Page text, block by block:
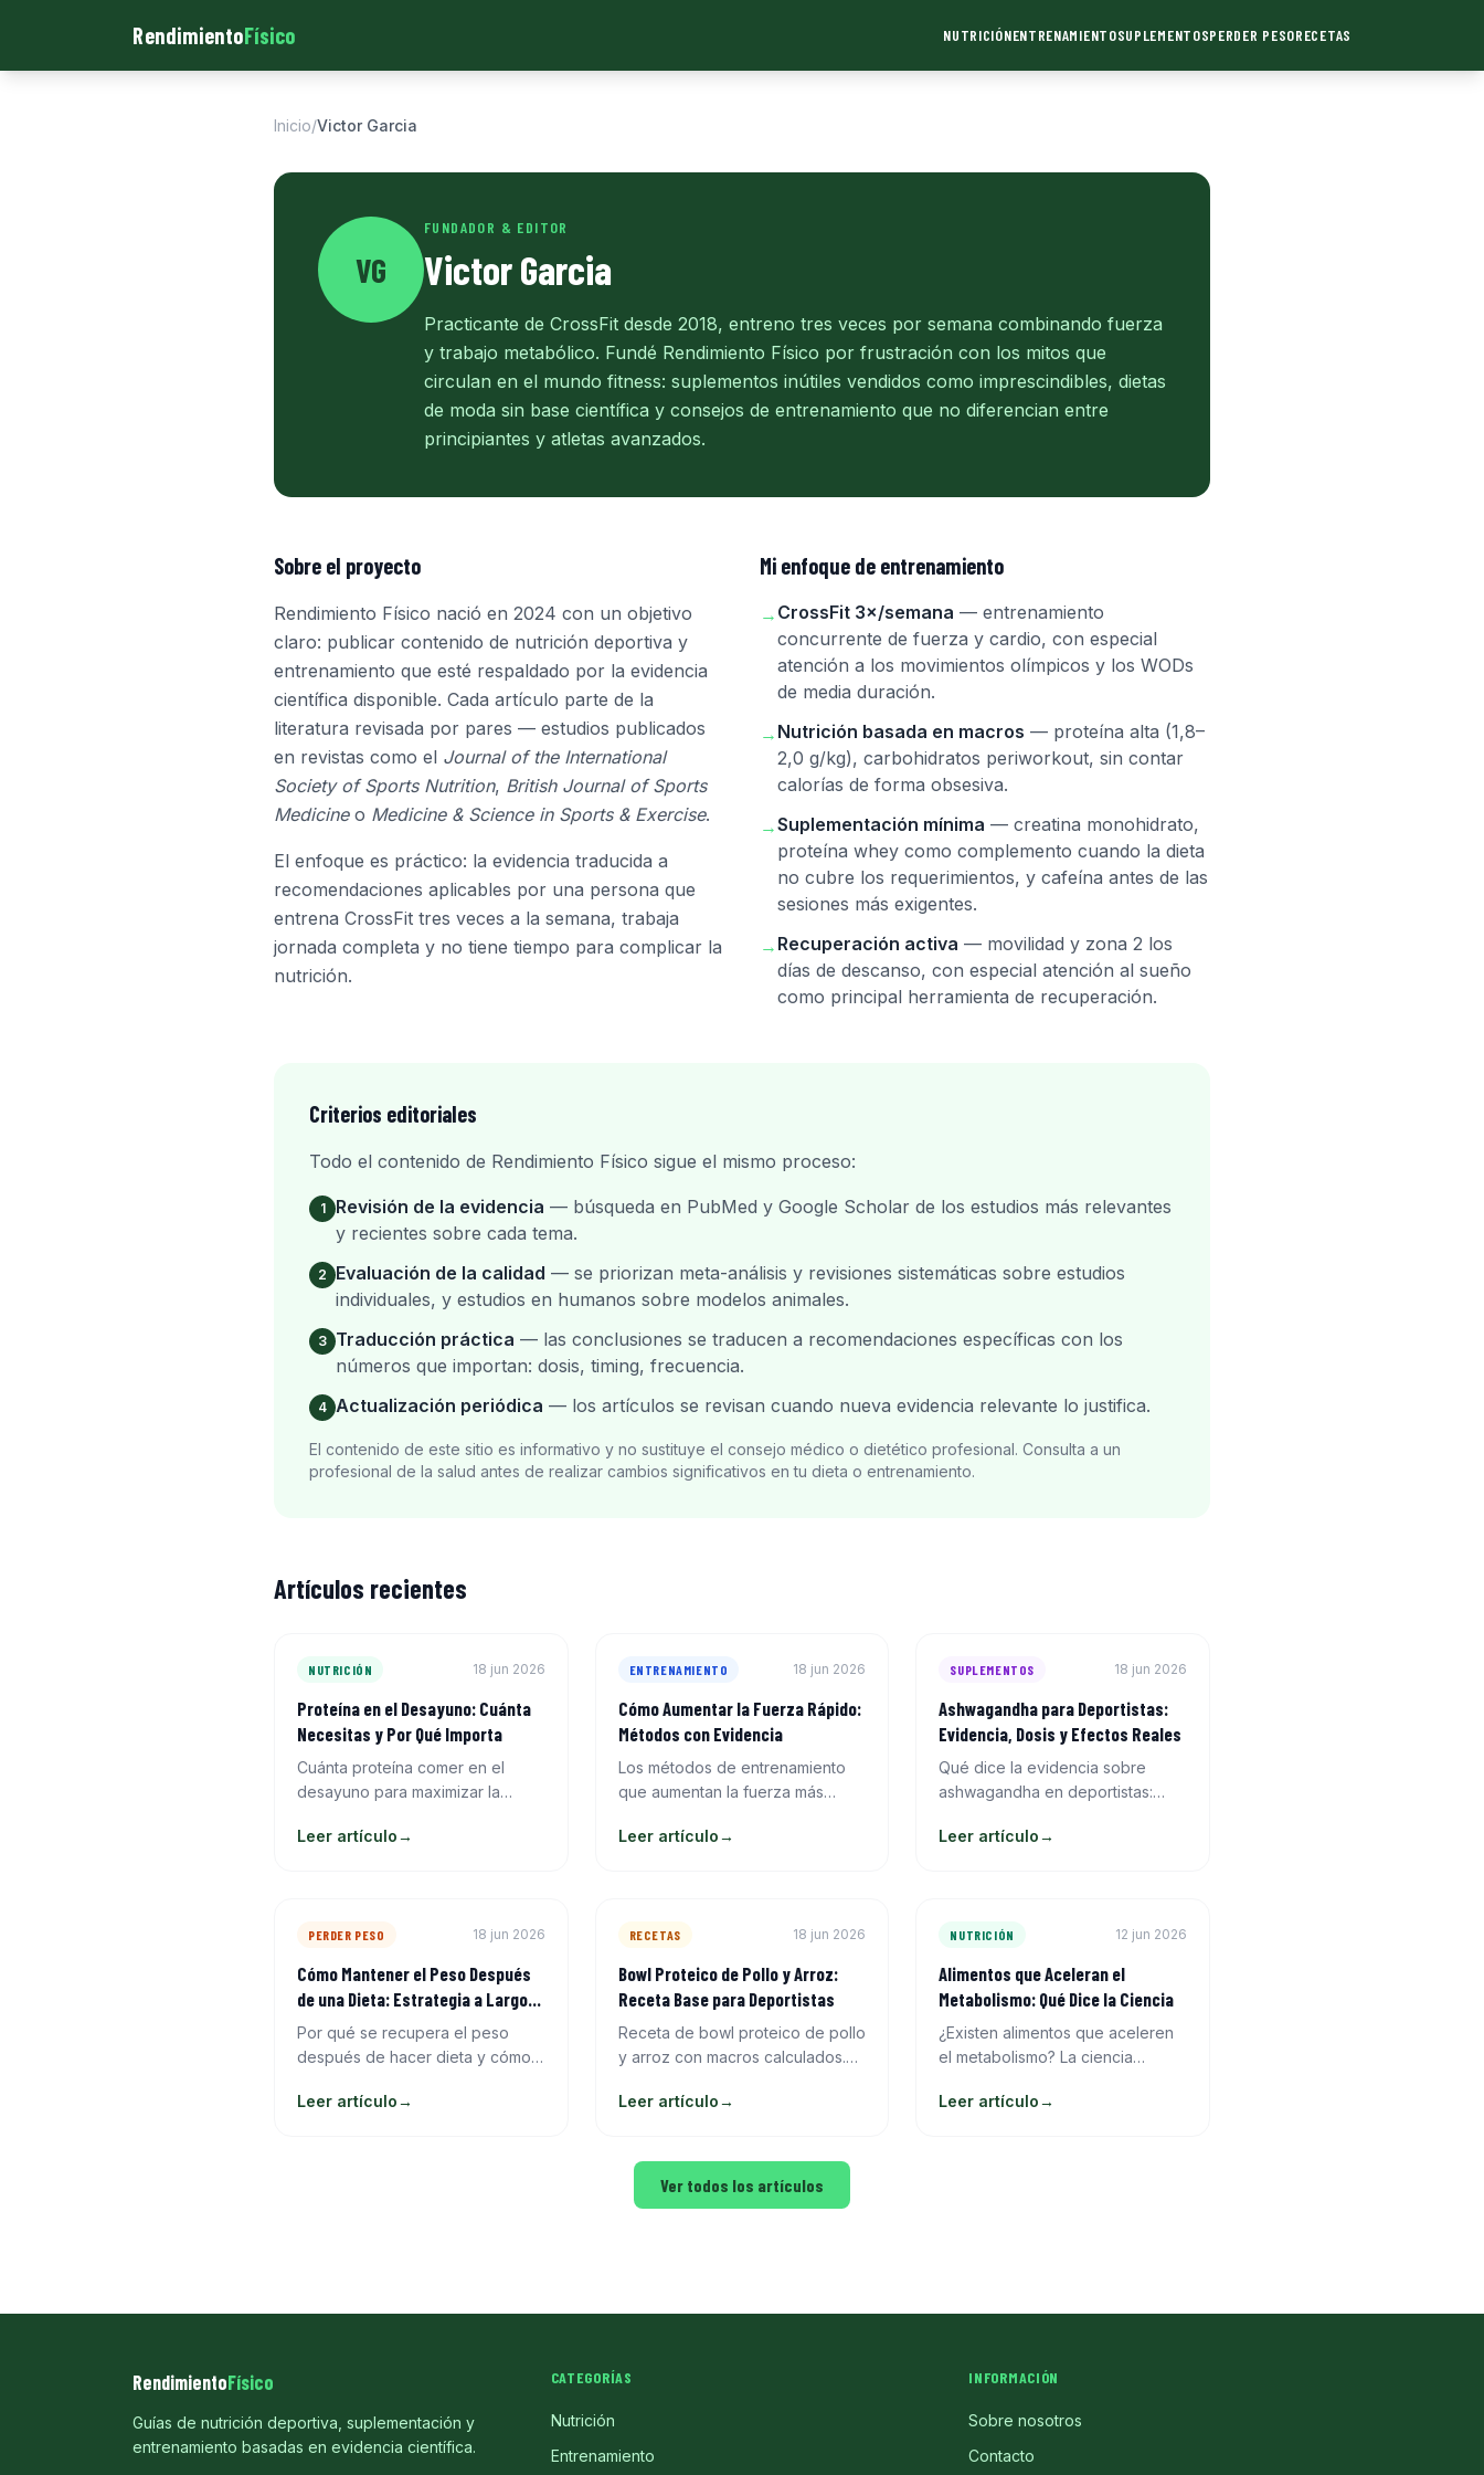
RendimientoFísico NUTRICIÓNENTRENAMIENTOSUPLEMENTOSPERDER PESORECETAS
Inicio/Victor Garcia
VG
FUNDADOR & EDITOR
Victor Garcia
Practicante de CrossFit desde 2018, entreno tres veces por semana combinando fuerza
y trabajo metabólico. Fundé Rendimiento Físico por frustración con los mitos que
circulan en el mundo fitness: suplementos inútiles vendidos como imprescindibles, dietas
de moda sin base científica y consejos de entrenamiento que no diferencian entre
principiantes y atletas avanzados.
Sobre el proyecto
Rendimiento Físico nació en 2024 con un objetivo
claro: publicar contenido de nutrición deportiva y
entrenamiento que esté respaldado por la evidencia
científica disponible. Cada artículo parte de la
literatura revisada por pares — estudios publicados
en revistas como el Journal of the International
Society of Sports Nutrition, British Journal of Sports
Medicineo Medicine & Science in Sports & Exercise.
El enfoque es práctico: la evidencia traducida a
recomendaciones aplicables por una persona que
entrena CrossFit tres veces a la semana, trabaja
jornada completa y no tiene tiempo para complicar la
nutrición.
Mi enfoque de entrenamiento
→ CrossFit 3×/semana — entrenamiento
concurrente de fuerza y cardio, con especial
atención a los movimientos olímpicos y los WODs
de media duración.
→ Nutrición basada en macros — proteína alta (1,8–
2,0 g/kg), carbohidratos periworkout, sin contar
calorías de forma obsesiva.
→Suplementación mínima — creatina monohidrato,
proteína whey como complemento cuando la dieta
no cubre los requerimientos, y cafeína antes de las
sesiones más exigentes.
→ Recuperación activa — movilidad y zona 2 los
días de descanso, con especial atención al sueño
como principal herramienta de recuperación.
Criterios editoriales
Todo el contenido de Rendimiento Físico sigue el mismo proceso:
1 Revisión de la evidencia — búsqueda en PubMed y Google Scholar de los estudios más relevantes
y recientes sobre cada tema.
2 Evaluación de la calidad — se priorizan meta-análisis y revisiones sistemáticas sobre estudios
individuales, y estudios en humanos sobre modelos animales.
3 Traducción práctica — las conclusiones se traducen a recomendaciones específicas con los
números que importan: dosis, timing, frecuencia.
4 Actualización periódica — los artículos se revisan cuando nueva evidencia relevante lo justifica.
El contenido de este sitio es informativo y no sustituye el consejo médico o dietético profesional. Consulta a un
profesional de la salud antes de realizar cambios significativos en tu dieta o entrenamiento.
Artículos recientes
NUTRICIÓN 18 jun 2026
Proteína en el Desayuno: Cuánta
Necesitas y Por Qué Importa
Cuánta proteína comer en el
desayuno para maximizar la
apetito y mejorar el rendimiento
Leer artículo→
ENTRENAMIENTO 18 jun 2026
Cómo Aumentar la Fuerza Rápido:
Métodos con Evidencia
Los métodos de entrenamiento
que aumentan la fuerza más
periodización, intensidad,
Leer artículo→
SUPLEMENTOS 18 jun 2026
Ashwagandha para Deportistas:
Evidencia, Dosis y Efectos Reales
Qué dice la evidencia sobre
ashwagandha en deportistas:
resistencia. Dosis efectiva, forma
Leer artículo→
PERDER PESO 18 jun 2026
Cómo Mantener el Peso Después
de una Dieta: Estrategia a Largo
Plazo
Por qué se recupera el peso
después de hacer dieta y cómo
reintroducción de calorías y
Leer artículo→
RECETAS 18 jun 2026
Bowl Proteico de Pollo y Arroz:
Receta Base para Deportistas
Receta de bowl proteico de pollo
y arroz con macros calculados.
con variaciones para ganar
Leer artículo→
NUTRICIÓN 12 jun 2026
Alimentos que Aceleran el
Metabolismo: Qué Dice la Ciencia
¿Existen alimentos que aceleren
el metabolismo? La ciencia
termogénico real, cuánto
Leer artículo→
Ver todos los artículos
RendimientoFísico
Guías de nutrición deportiva, suplementación y
entrenamiento basadas en evidencia científica.
CATEGORÍAS
Nutrición
Entrenamiento
INFORMACIÓN
Sobre nosotros
Contacto